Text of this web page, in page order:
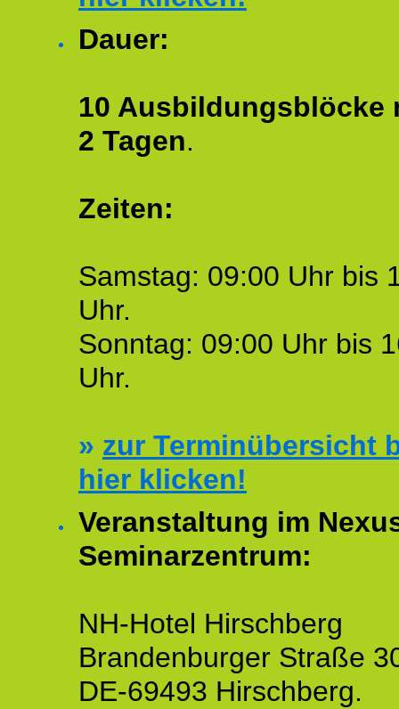
Dauer:
10 Ausbildungsblöcke
2 Tagen.
Zeiten:
Samstag: 09:00 Uhr bis
Uhr.
Sonntag: 09:00 Uhr bis
Uhr.
» zur Terminübersicht
hier klicken!
Veranstaltung im
Seminarzentrum:
NH-Hotel Hirschberg
Brandenburger Straße
DE-69493 Hirschberg.